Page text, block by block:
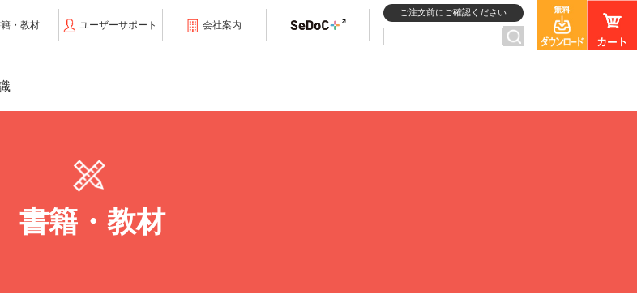
・教材 ユーザーサポート 会社案内
ご注文前にご確認ください
書籍・教材